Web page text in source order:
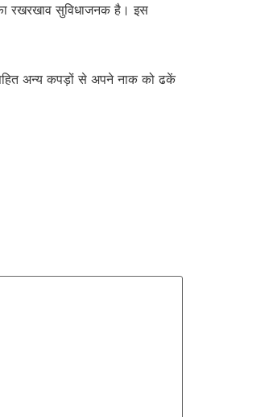
का रखरखाव सुविधाजनक है। इस
अन्य कपड़ों से अपने नाक को ढकें